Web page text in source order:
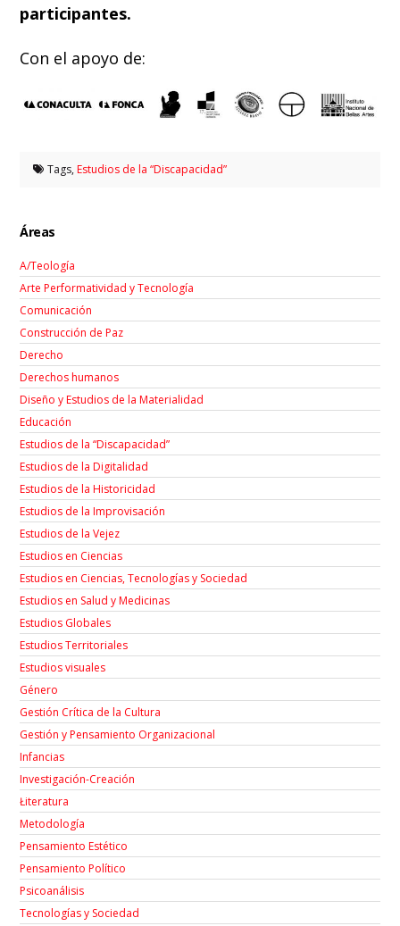
participantes.
Con el apoyo de:
Tags,Estudios de la “Discapacidad”
Áreas
A/Teología
Arte Performatividad y Tecnología
Comunicación
Construcción de Paz
Derecho
Derechos humanos
Diseño y Estudios de la Materialidad
Educación
Estudios de la “Discapacidad”
Estudios de la Digitalidad
Estudios de la Historicidad
Estudios de la Improvisación
Estudios de la Vejez
Estudios en Ciencias
Estudios en Ciencias, Tecnologías y Sociedad
Estudios en Salud y Medicinas
Estudios Globales
Estudios Territoriales
Estudios visuales
Género
Gestión Crítica de la Cultura
Gestión y Pensamiento Organizacional
Infancias
Investigación-Creación
Łiteratura
Metodología
Pensamiento Estético
Pensamiento Político
Psicoanálisis
Tecnologías y Sociedad